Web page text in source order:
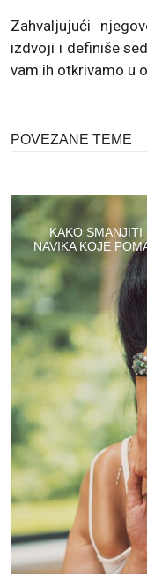
Zahvaljujući
izdvoji i definiše
vam ih otkrivamo u
POVEZANE TEME
KAKO
NAVIKA KOJE